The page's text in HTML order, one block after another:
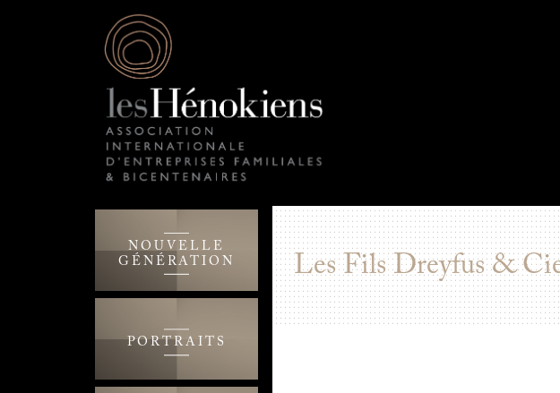
NOUVELLE
GÉNÉRATION
PORTRAITS
Les Fils Dreyfus &